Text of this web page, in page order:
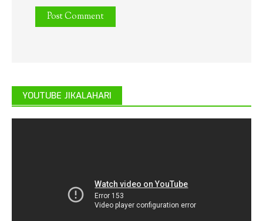
YOUTUBE JIKALAHARI